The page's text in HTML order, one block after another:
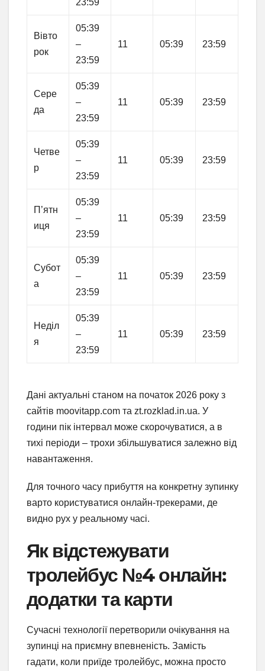
23:59
Вівто
рок
05:39
–
23:59
11 05:39 23:59
Сере
да
05:39
–
23:59
11 05:39 23:59
Четве
р
05:39
–
23:59
11 05:39 23:59
П’ятн
иця
05:39
–
23:59
11 05:39 23:59
Субот
а
05:39
–
23:59
11 05:39 23:59
Неділ
я
05:39
–
23:59
11 05:39 23:59
Дані актуальні станом на початок 2026 року з
сайтів moovitapp.com та zt.rozklad.in.ua. У
години пік інтервал може скорочуватися, а в
тихі періоди – трохи збільшуватися залежно від
навантаження.
Для точного часу прибуття на конкретну зупинку
варто користуватися онлайн-трекерами, де
видно рух у реальному часі.
Як відстежувати
тролейбус №4 онлайн:
додатки та карти
Сучасні технології перетворили очікування на
зупинці на приємну впевненість. Замість
гадати, коли приїде тролейбус, можна просто